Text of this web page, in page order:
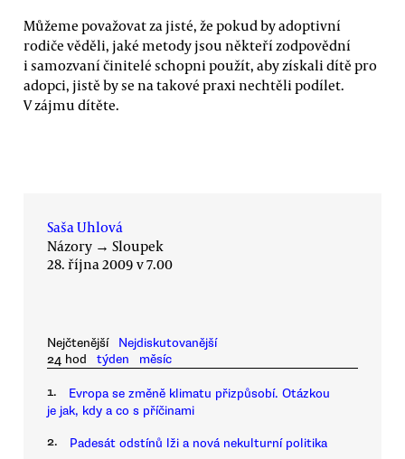
Můžeme považovat za jisté, že pokud by adoptivní
rodiče věděli, jaké metody jsou někteří zodpovědní
i samozvaní činitelé schopni použít, aby získali dítě pro
adopci, jistě by se na takové praxi nechtěli podílet.
V zájmu dítěte.
Saša Uhlová
Názory → Sloupek
28. října 2009 v 7.00
Nejčtenější
Nejdiskutovanější
24 hod
týden měsíc
1.
Evropa se změně klimatu přizpůsobí. Otázkou
je jak, kdy a co s příčinami
2. Padesát odstínů lži a nová nekulturní politika